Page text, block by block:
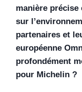
manière
sur
partenaires et
européenne
profondément
pour Michelin ?